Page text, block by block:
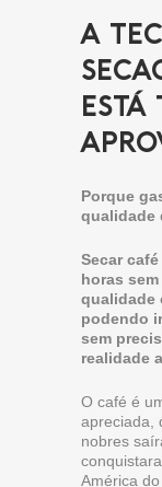
A
ESTÁ
Porque
qualidade
Secar
horas
qualidade
podendo
sem
realidade
O café é
apreciada,
nobres
América